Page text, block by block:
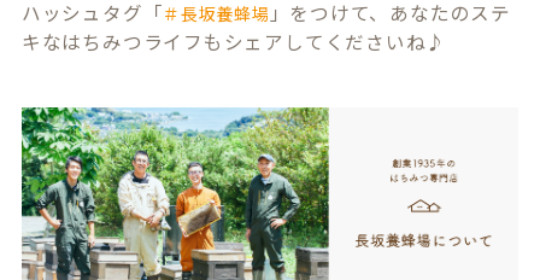
ハッシュタグ「＃長坂養蜂場 」をつけて、あなたのステ
キなはちみつライフもシェアしてくださいね♪